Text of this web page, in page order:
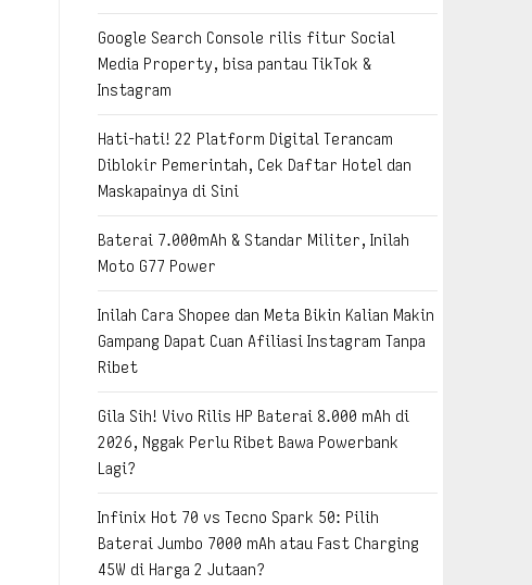
Google Search Console rilis fitur Social
Media Property, bisa pantau TikTok &
Instagram
Hati-hati! 22 Platform Digital Terancam
Diblokir Pemerintah, Cek Daftar Hotel dan
Maskapainya di Sini
Baterai 7.000mAh & Standar Militer, Inilah
Moto G77 Power
Inilah Cara Shopee dan Meta Bikin Kalian Makin
Gampang Dapat Cuan Afiliasi Instagram Tanpa
Ribet
Gila Sih! Vivo Rilis HP Baterai 8.000 mAh di
2026, Nggak Perlu Ribet Bawa Powerbank
Lagi?
Infinix Hot 70 vs Tecno Spark 50: Pilih
Baterai Jumbo 7000 mAh atau Fast Charging
45W di Harga 2 Jutaan?